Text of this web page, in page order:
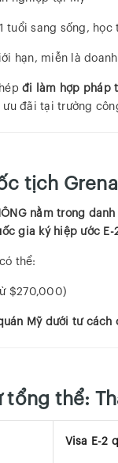
tuổi sang sống,
hạn, miễn là
đi làm hợp pháp
đãi tại trường
tịch
nằm trong
gia ký hiệp ước E-
thể:
$270,000)
Mỹ dưới tư cách
thể:
Visa E-2